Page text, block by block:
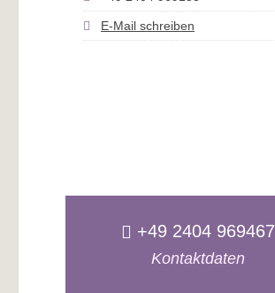
E-Mail schreiben
+49 2404 969467
Kontaktdaten